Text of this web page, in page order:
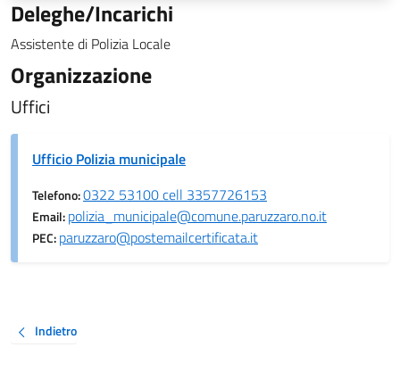
Deleghe/Incarichi
Assistente di Polizia Locale
Organizzazione
Uffici
Ufficio Polizia municipale
Telefono:0322 53100 cell 3357726153
Email:polizia_municipale@comune.paruzzaro.no.it
PEC:paruzzaro@postemailcertificata.it
Indietro